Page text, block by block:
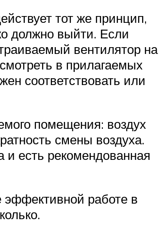
тот же принцип,
должно выйти. Если
вентилятор на
в прилагаемых
соответствовать или
помещения: воздух
смены воздуха.
есть рекомендованная
работе в